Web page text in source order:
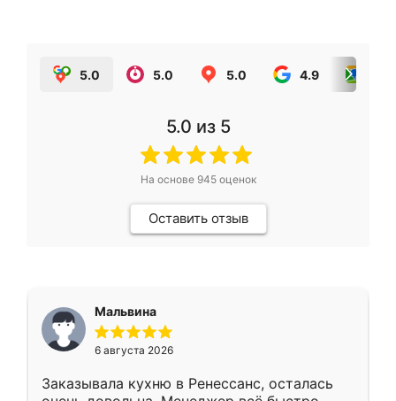
5.0 5.0 5.0 4.9
5.0 из 5
На основе 945оценок
Оставить отзыв
Мальвина
6 августа 2026
Заказывала кухню в Ренессанс, осталась